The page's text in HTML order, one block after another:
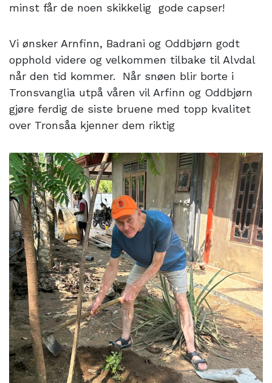
minst får de noen skikkelig gode capser!
Vi ønsker Arnfinn, Badrani og Oddbjørn godt
opphold videre og velkommen tilbake til Alvdal
når den tid kommer. Når snøen blir borte i
Tronsvanglia utpå våren vil Arfinn og Oddbjørn
gjøre ferdig de siste bruene med topp kvalitet
over Tronsåa kjenner dem riktig